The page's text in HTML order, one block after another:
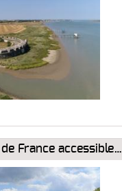
France accessible…